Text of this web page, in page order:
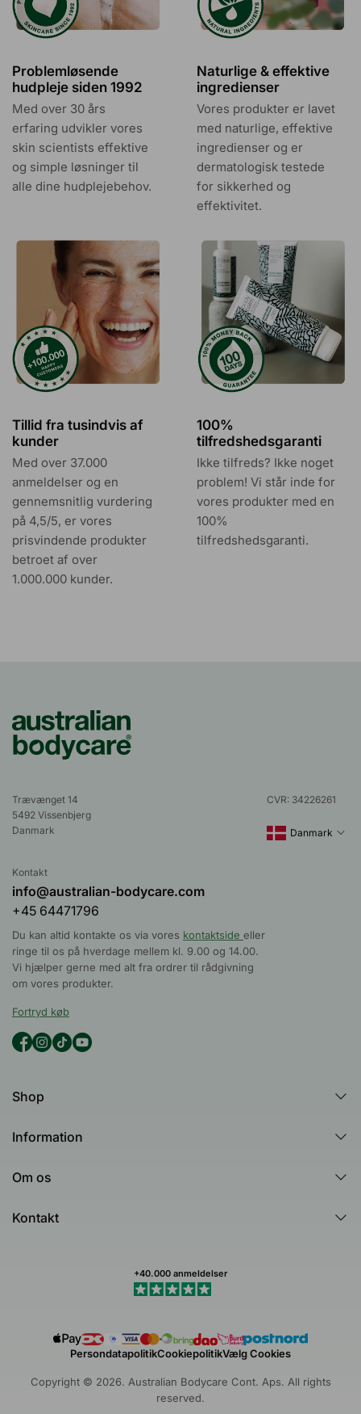
Problemløsende
hudpleje siden 1992
Med over 30 års
erfaring udvikler vores
skin scientists effektive
og simple løsninger til
alle dine hudplejebehov.
Naturlige & effektive
ingredienser
Vores produkter er lavet
med naturlige, effektive
ingredienser og er
dermatologisk testede
for sikkerhed og
effektivitet.
Tillid fra tusindvis af
kunder
Med over 37.000
anmeldelser og en
gennemsnitlig vurdering
på 4,5/5, er vores
prisvindende produkter
betroet af over
1.000.000 kunder.
100%
tilfredshedsgaranti
Ikke tilfreds? Ikke noget
problem! Vi står inde for
vores produkter med en
100%
tilfredshedsgaranti.
Trævænget 14
5492 Vissenbjerg
Danmark
CVR: 34226261
Danmark
Shop
Information
Om os
Kontakt
Kontakt
info@australian-bodycare.com
+45 64471796
Du kan altid kontakte os via vores kontaktside eller
ringe til os på hverdage mellem kl. 9.00 og 14.00.
Vi hjælper gerne med alt fra ordrer til rådgivning
om vores produkter.
Fortryd køb
+40.000 anmeldelser
PersondatapolitikCookiepolitikVælg Cookies
Copyright © 2026. Australian Bodycare Cont. Aps. All rights
reserved.